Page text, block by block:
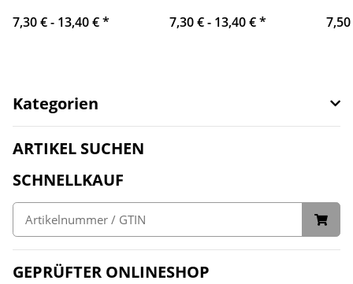
7,30 € - 13,40 €* 7,30 € - 13,40 €*
Kategorien
ARTIKEL SUCHEN
SCHNELLKAUF
GEPRÜFTER ONLINESHOP